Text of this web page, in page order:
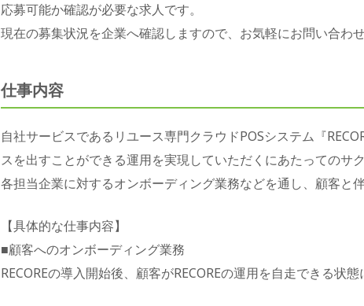
応募可能か確認が必要な求人です。
現在の募集状況を企業へ確認しますので、お気軽にお問い合わせ
仕事内容
自社サービスであるリユース専門クラウドPOSシステム『
スを出すことができる運用を実現していただくにあたってのサ
各担当企業に対するオンボーディング業務などを通し、顧客と
【具体的な仕事内容】
■顧客へのオンボーディング業務
RECOREの導入開始後、顧客がRECOREの運用を自走できる状